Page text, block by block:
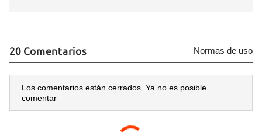
20 Comentarios Normas de uso
Los comentarios están cerrados. Ya no es posible
comentar